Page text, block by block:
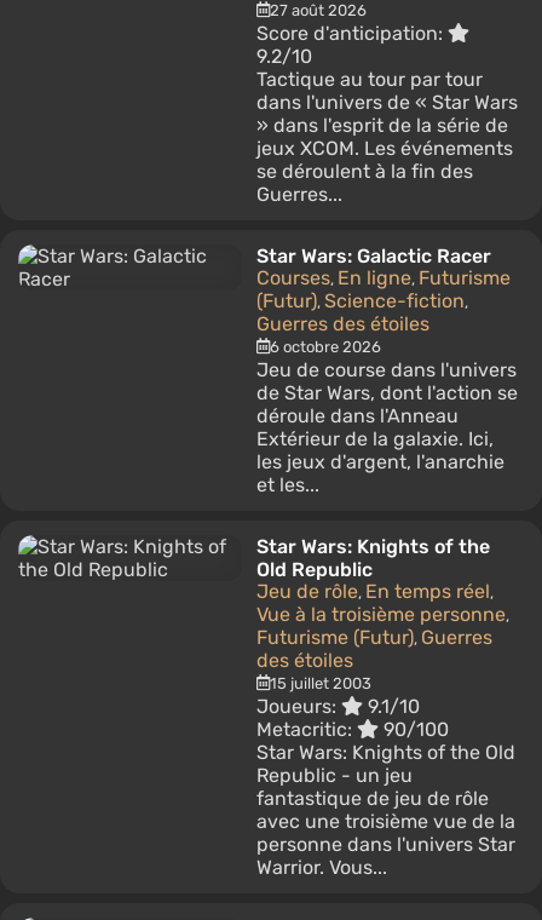
27 août 2026
Score d'anticipation:
9.2/10
Tactique au tour par tour
dans l'univers de « Star Wars
» dans l'esprit de la série de
jeux XCOM. Les événements
se déroulent à la fin des
Guerres...
Star Wars: Galactic Racer
Courses, En ligne, Futurisme
(Futur), Science-fiction,
Guerres des étoiles
6 octobre 2026
Jeu de course dans l'univers
de Star Wars, dont l'action se
déroule dans l'Anneau
Extérieur de la galaxie. Ici,
les jeux d'argent, l'anarchie
et les...
Star Wars: Knights of the
Old Republic
Jeu de rôle, En temps réel,
Vue à la troisième personne,
Futurisme (Futur), Guerres
des étoiles
15 juillet 2003
Joueurs:
9.1/10
Metacritic:
90/100
Star Wars: Knights of the Old
Republic - un jeu
fantastique de jeu de rôle
avec une troisième vue de la
personne dans l'univers Star
Warrior. Vous...